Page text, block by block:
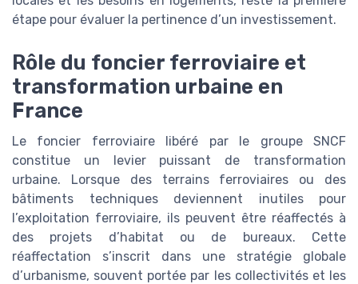
étape pour évaluer la pertinence d’un investissement.
Rôle du foncier ferroviaire et
transformation urbaine en
France
Le foncier ferroviaire libéré par le groupe SNCF
constitue un levier puissant de transformation
urbaine. Lorsque des terrains ferroviaires ou des
bâtiments techniques deviennent inutiles pour
l’exploitation ferroviaire, ils peuvent être réaffectés à
des projets d’habitat ou de bureaux. Cette
réaffectation s’inscrit dans une stratégie globale
d’urbanisme, souvent portée par les collectivités et les